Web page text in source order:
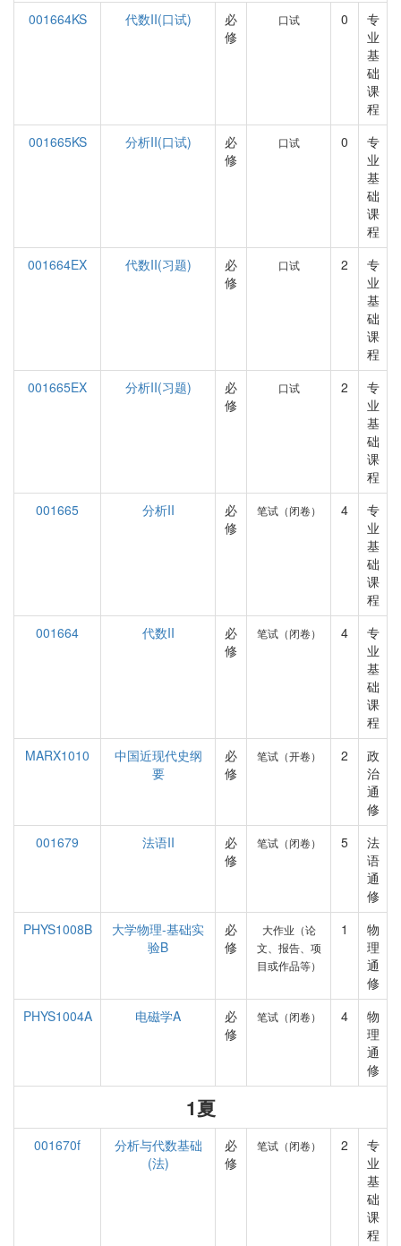
001664KS 代数II(口试)
必
修
口试 0
专
业
基
础
课
程
001665KS
分析II(口试)
必
修
口试 0
专
业
基
础
课
程
001664EX
代数II(习题)
必
修
口试 2
专
业
基
础
课
程
001665EX
分析II(习题)
必
修
口试 2
专
业
基
础
课
程
001665
分析II
必
修
笔试（闭卷） 4
专
业
基
础
课
程
001664
代数II
必
修
笔试（闭卷） 4
专
业
基
础
课
程
MARX1010
中国近现代史纲
要
必
修
笔试（开卷） 2
政
治
通
修
001679
法语II
必
修
笔试（闭卷） 5
法
语
通
修
PHYS1008B
大学物理-基础实
验B
必
修
大作业（论
文、报告、项
目或作品等）
1
物
理
通
修
PHYS1004A
电磁学A
必
修
笔试（闭卷） 4
物
理
通
修
1夏
001670f
分析与代数基础
(法)
必
修
笔试（闭卷） 2
专
业
基
础
课
程